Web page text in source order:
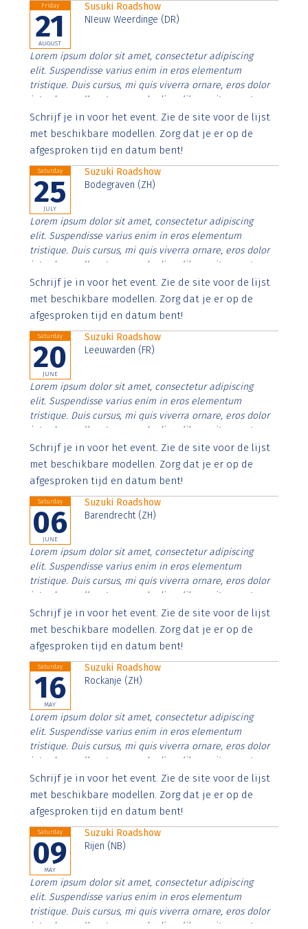
Friday
21
AUGUST
Susuki Roadshow
NIeuw Weerdinge (DR)
Lorem ipsum dolor sit amet, consectetur adipiscing
elit. Suspendisse varius enim in eros elementum
tristique. Duis cursus, mi quis viverra ornare, eros dolor
interdum nulla, ut commodo diam libero vitae erat.
Aenean faucibus nibh et justo cursus id rutrum lorem
imperdiet. Nunc ut sem vitae risus tristique posuere.
Schrijf je in voor het event. Zie de site voor de lijst
met beschikbare modellen. Zorg dat je er op de
afgesproken tijd en datum bent!
Saturday
25
JULY
Suzuki Roadshow
Bodegraven (ZH)
Lorem ipsum dolor sit amet, consectetur adipiscing
elit. Suspendisse varius enim in eros elementum
tristique. Duis cursus, mi quis viverra ornare, eros dolor
interdum nulla, ut commodo diam libero vitae erat.
Aenean faucibus nibh et justo cursus id rutrum lorem
imperdiet. Nunc ut sem vitae risus tristique posuere.
Schrijf je in voor het event. Zie de site voor de lijst
met beschikbare modellen. Zorg dat je er op de
afgesproken tijd en datum bent!
Saturday
20
JUNE
Suzuki Roadshow
Leeuwarden (FR)
Lorem ipsum dolor sit amet, consectetur adipiscing
elit. Suspendisse varius enim in eros elementum
tristique. Duis cursus, mi quis viverra ornare, eros dolor
interdum nulla, ut commodo diam libero vitae erat.
Aenean faucibus nibh et justo cursus id rutrum lorem
imperdiet. Nunc ut sem vitae risus tristique posuere.
Schrijf je in voor het event. Zie de site voor de lijst
met beschikbare modellen. Zorg dat je er op de
afgesproken tijd en datum bent!
Saturday
06
JUNE
Suzuki Roadshow
Barendrecht (ZH)
Lorem ipsum dolor sit amet, consectetur adipiscing
elit. Suspendisse varius enim in eros elementum
tristique. Duis cursus, mi quis viverra ornare, eros dolor
interdum nulla, ut commodo diam libero vitae erat.
Aenean faucibus nibh et justo cursus id rutrum lorem
imperdiet. Nunc ut sem vitae risus tristique posuere.
Schrijf je in voor het event. Zie de site voor de lijst
met beschikbare modellen. Zorg dat je er op de
afgesproken tijd en datum bent!
Saturday
16
MAY
Suzuki Roadshow
Rockanje (ZH)
Lorem ipsum dolor sit amet, consectetur adipiscing
elit. Suspendisse varius enim in eros elementum
tristique. Duis cursus, mi quis viverra ornare, eros dolor
interdum nulla, ut commodo diam libero vitae erat.
Aenean faucibus nibh et justo cursus id rutrum lorem
imperdiet. Nunc ut sem vitae risus tristique posuere.
Schrijf je in voor het event. Zie de site voor de lijst
met beschikbare modellen. Zorg dat je er op de
afgesproken tijd en datum bent!
Saturday
09
MAY
Suzuki Roadshow
Rijen (NB)
Lorem ipsum dolor sit amet, consectetur adipiscing
elit. Suspendisse varius enim in eros elementum
tristique. Duis cursus, mi quis viverra ornare, eros dolor
interdum nulla, ut commodo diam libero vitae erat.